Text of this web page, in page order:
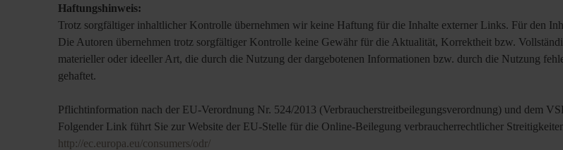
Haftungshinweis:
Trotz sorgfältiger inhaltlicher Kontrolle übernehmen wir keine Haftung für die Inhalte externer Links. Für den
Die Autoren übernehmen trotz sorgfältiger Kontrolle keine Gewähr für die Aktualität, Korrektheit bzw.
materieller oder ideeller Art, die durch die Nutzung der dargebotenen Informationen bzw. durch die Nutzung
gehaftet.
Pflichtinformation nach der EU-Verordnung Nr. 524/2013 (Verbraucherstreitbeilegungsverordnung) und dem
Folgender Link führt Sie zur Website der EU-Stelle für die Online-Beilegung verbraucherrechtlicher
http://ec.europa.eu/consumers/odr/